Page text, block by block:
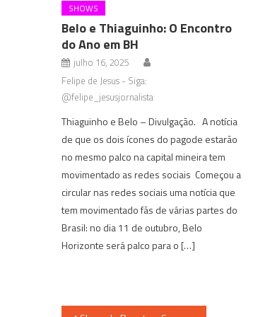
SHOWS
Belo e Thiaguinho: O Encontro
do Ano em BH
julho 16, 2025
Felipe de Jesus - Siga:
@felipe_jesusjornalista
Thiaguinho e Belo – Divulgação. A notícia
de que os dois ícones do pagode estarão
no mesmo palco na capital mineira tem
movimentado as redes sociais Começou a
circular nas redes sociais uma notícia que
tem movimentado fãs de várias partes do
Brasil: no dia 11 de outubro, Belo
Horizonte será palco para o […]